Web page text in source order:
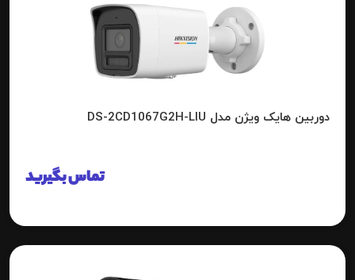
دوربین هایک ویژن مدل DS-2CD1067G2H-LIU
تماس بگیرید